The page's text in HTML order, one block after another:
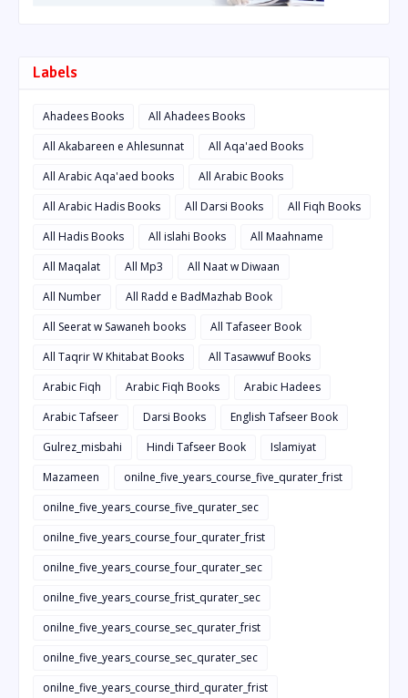
Labels
Ahadees Books
All Ahadees Books
All Akabareen e Ahlesunnat
All Aqa'aed Books
All Arabic Aqa'aed books
All Arabic Books
All Arabic Hadis Books
All Darsi Books
All Fiqh Books
All Hadis Books
All islahi Books
All Maahname
All Maqalat
All Mp3
All Naat w Diwaan
All Number
All Radd e BadMazhab Book
All Seerat w Sawaneh books
All Tafaseer Book
All Taqrir W Khitabat Books
All Tasawwuf Books
Arabic Fiqh
Arabic Fiqh Books
Arabic Hadees
Arabic Tafseer
Darsi Books
English Tafseer Book
Gulrez_misbahi
Hindi Tafseer Book
Islamiyat
Mazameen
onilne_five_years_course_five_qurater_frist
onilne_five_years_course_five_qurater_sec
onilne_five_years_course_four_qurater_frist
onilne_five_years_course_four_qurater_sec
onilne_five_years_course_frist_qurater_sec
onilne_five_years_course_sec_qurater_frist
onilne_five_years_course_sec_qurater_sec
onilne_five_years_course_third_qurater_frist